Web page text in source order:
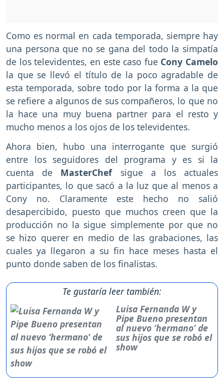
Como es normal en cada temporada, siempre hay
una persona que no se gana del todo la simpatía
de los televidentes, en este caso fue Cony Camelo
la que se llevó el título de la poco agradable de
esta temporada, sobre todo por la forma a la que
se refiere a algunos de sus compañeros, lo que no
la hace una muy buena partner para el resto y
mucho menos a los ojos de los televidentes.
Ahora bien, hubo una interrogante que surgió
entre los seguidores del programa y es si la
cuenta de MasterChef sigue a los actuales
participantes, lo que sacó a la luz que al menos a
Cony no. Claramente este hecho no salió
desapercibido, puesto que muchos creen que la
producción no la sigue simplemente por que no
se hizo querer en medio de las grabaciones, las
cuales ya llegaron a su fin hace meses hasta el
punto donde saben de los finalistas.
Te gustaría leer también:
Luisa Fernanda W y
Pipe Bueno presentan
al nuevo ‘hermano’ de
sus hijos que se robó el
show